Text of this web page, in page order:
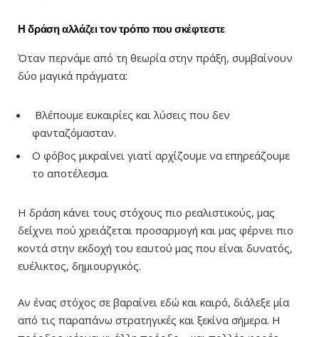
Η δράση αλλάζει τον τρόπο που σκέφτεστε
Όταν περνάμε από τη θεωρία στην πράξη, συμβαίνουν
δύο μαγικά πράγματα:
Βλέπουμε ευκαιρίες και λύσεις που δεν
φανταζόμασταν.
Ο φόβος μικραίνει γιατί αρχίζουμε να επηρεάζουμε
το αποτέλεσμα.
Η δράση κάνει τους στόχους πιο ρεαλιστικούς, μας
δείχνει πού χρειάζεται προσαρμογή και μας φέρνει πιο
κοντά στην εκδοχή του εαυτού μας που είναι δυνατός,
ευέλικτος, δημιουργικός.
Αν ένας στόχος σε βαραίνει εδώ και καιρό, διάλεξε μία
από τις παραπάνω στρατηγικές και ξεκίνα σήμερα. Η